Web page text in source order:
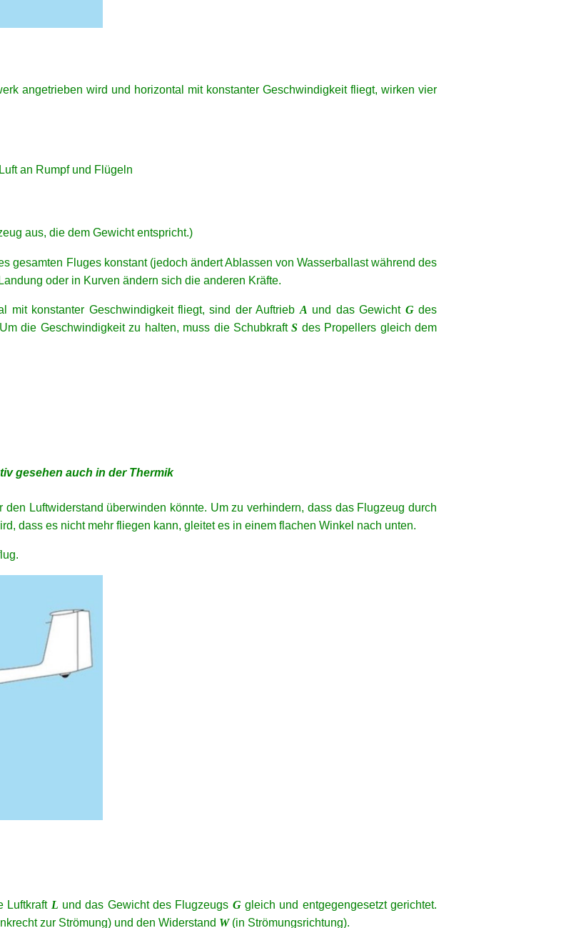
angetrieben wird und horizontal mit konstanter Geschwindigkeit fliegt, wirken vier
an Rumpf und Flügeln
aus, die dem Gewicht entspricht.)
gesamten Fluges konstant (jedoch ändert Ablassen von Wasserballast während des
oder in Kurven ändern sich die anderen Kräfte.
mit konstanter Geschwindigkeit fliegt, sind der Auftrieb A und das Gewicht Gdes
die Geschwindigkeit zu halten, muss die SchubkraftS des Propellers gleich dem
gesehen auch in der Thermik
Luftwiderstand überwinden könnte. Um zu verhindern, dass das Flugzeug durch
dass es nicht mehr fliegen kann, gleitet es in einem flachen Winkel nach unten.
Luftkraft L und das Gewicht des Flugzeugs Ggleich und entgegengesetzt gerichtet.
zur Strömung) und den Widerstand W(in Strömungsrichtung).